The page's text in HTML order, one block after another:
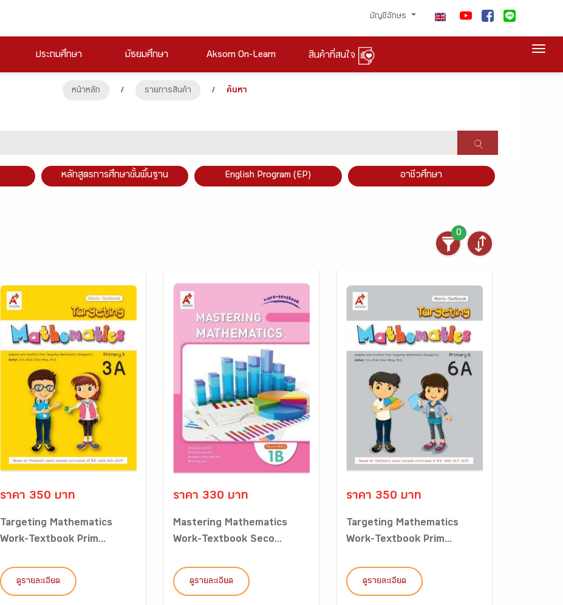
บัญชีอักษร
ประถมศึกษา มัธยมศึกษา Aksorn On-Learn สินค้าที่สนใจ
หน้าหลัก / รายการสินค้า / ค้นหา
หลักสูตรการศึกษาขั้นพื้นฐาน English Program (EP) อาชีวศึกษา
0
ราคา 350 บาท
Targeting Mathematics
Work-Textbook Prim...
ดูรายละเอียด
ราคา 330 บาท
Mastering Mathematics
Work-Textbook Seco...
ดูรายละเอียด
ราคา 350 บาท
Targeting Mathematics
Work-Textbook Prim...
ดูรายละเอียด